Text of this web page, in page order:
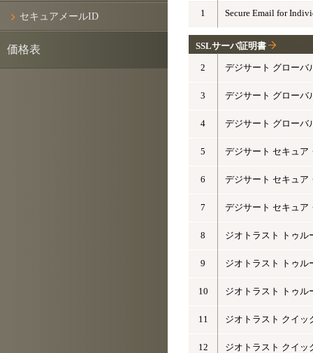
1 Secure Email for
SSLサーバ証明書
2 デジサート グローバ
3 デジサート グローバ
4 デジサート グローバ
5 デジサート セキュア
6 デジサート セキュア
7 デジサート セキュア
8 ジオトラスト トゥル
9 ジオトラスト トゥル
10 ジオトラスト トゥル
11 ジオトラスト クイッ
12 ジオトラスト クイッ
セキュアメールID
価格表